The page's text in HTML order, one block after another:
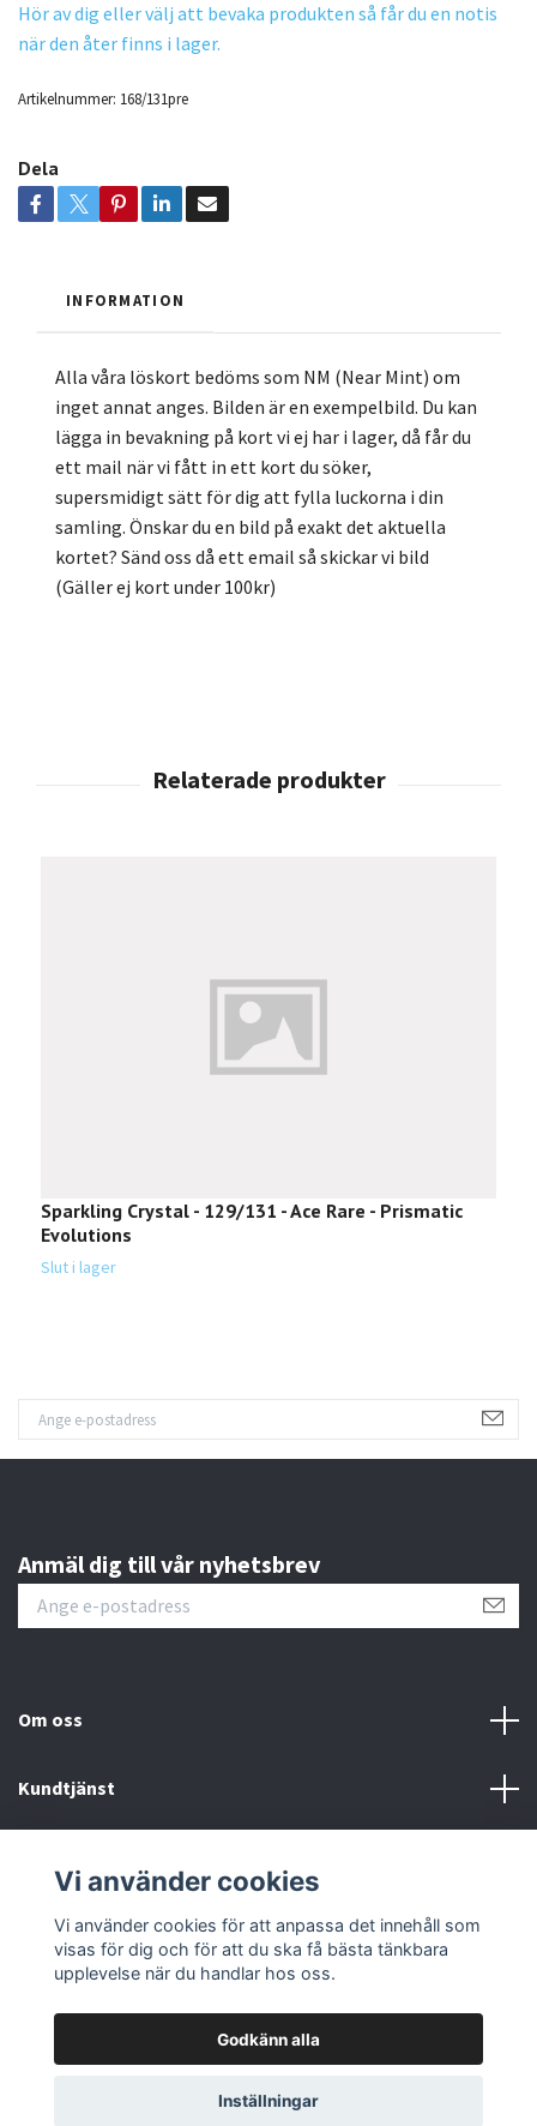
Hör av dig eller välj att bevaka produkten så får du en notis
när den åter finns i lager.
Artikelnummer: 168/131pre
Dela
INFORMATION
Alla våra löskort bedöms som NM (Near Mint) om
inget annat anges. Bilden är en exempelbild. Du kan
lägga in bevakning på kort vi ej har i lager, då får du
ett mail när vi fått in ett kort du söker,
supersmidigt sätt för dig att fylla luckorna i din
samling. Önskar du en bild på exakt det aktuella
kortet? Sänd oss då ett email så skickar vi bild
(Gäller ej kort under 100kr)
Sparkling Crystal - 129/131 - Ace Rare - Prismatic
Evolutions
Slut i lager
Anmäl dig till vår nyhetsbrev
Om oss
Kundtjänst
Sociala medier
© 2026 Samlartorget
Vi använder cookies
Vi använder cookies för att anpassa det innehåll som
visas för dig och för att du ska få bästa tänkbara
upplevelse när du handlar hos oss.
Godkänn alla
Inställningar